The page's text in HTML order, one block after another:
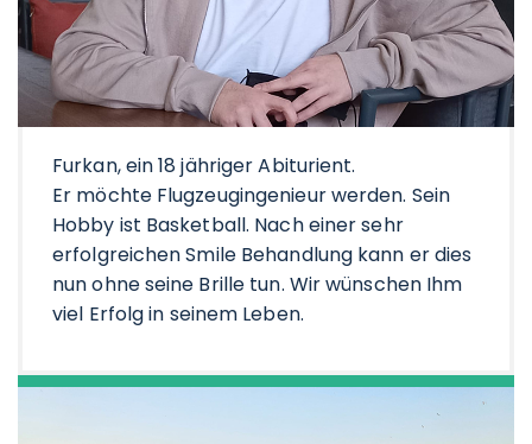
Furkan, ein 18 jähriger Abiturient.
Er möchte Flugzeugingenieur werden. Sein
Hobby ist Basketball. Nach einer sehr
erfolgreichen Smile Behandlung kann er dies
nun ohne seine Brille tun. Wir wünschen Ihm
viel Erfolg in seinem Leben.